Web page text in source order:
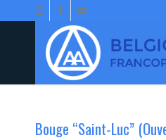
Bouge “Saint-Luc”